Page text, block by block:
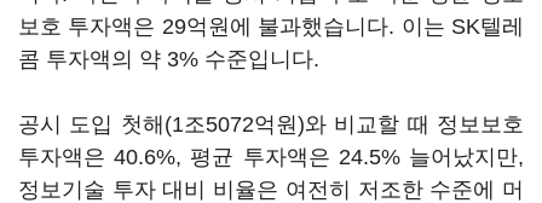
보호 투자액은 29억원에 불과했습니다. 이는 SK텔레
콤 투자액의 약 3% 수준입니다.
공시 도입 첫해 (1조5072억원)와 비교할 때 정보보호
투자액은40.6%, 평균 투자액은 24.5% 늘어났지만,
정보기술 투자 대비 비율은 여전히 저조한 수준에 머